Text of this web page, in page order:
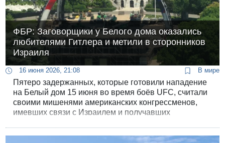
ФБР: Заговорщики у Белого дома оказались
любителями Гитлера и метили в сторонников
Израиля
16 июня 2026, 21:08 В мире
Пятеро задержанных, которые готовили нападение
на Белый дом 15 июня во время боёв UFC, считали
своими мишенями американских конгрессменов,
имевших связи с Израилем и получавших